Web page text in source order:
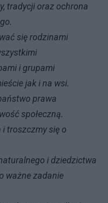
tradycji oraz ochrona
się rodzinami
i grupami
jak i na wsi.
prawa
społeczną.
i troszczmy się o
i dziedzictwa
ważne zadanie